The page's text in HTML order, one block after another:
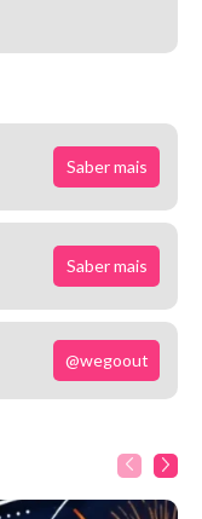
Saber mais
Saber mais
@wegoout